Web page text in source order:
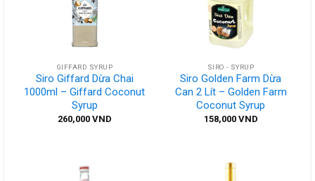
GIFFARD SYRUP
Siro Giffard Dừa Chai
1000ml – Giffard Coconut
Syrup
260,000 VND
SIRO - SYRUP
Siro Golden Farm Dừa
Can 2 Lít – Golden Farm
Coconut Syrup
158,000 VND